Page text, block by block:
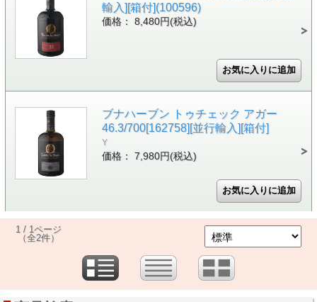
輸入][箱付](100596)
価格： 8,480円(税込)
ブナハーブン トゥチェック アガー
46.3/700[162758][並行輸入][箱付]
Y
価格： 7,980円(税込)
1 / 1ページ
（全2件）